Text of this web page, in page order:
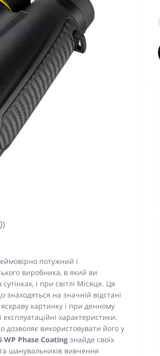
потужний і
виробника, в який ви
і при світлі Місяця. Ця
на значній відстані
картинку і при денному
експлуатаційні характеристики.
використовувати його у
WP Phase Coating знайде своїх
шанувальників вивчення